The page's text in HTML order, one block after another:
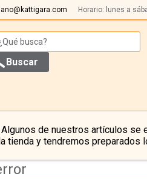
Horario: lunes a
Algunos de nuestros artículos se
tienda y tendremos